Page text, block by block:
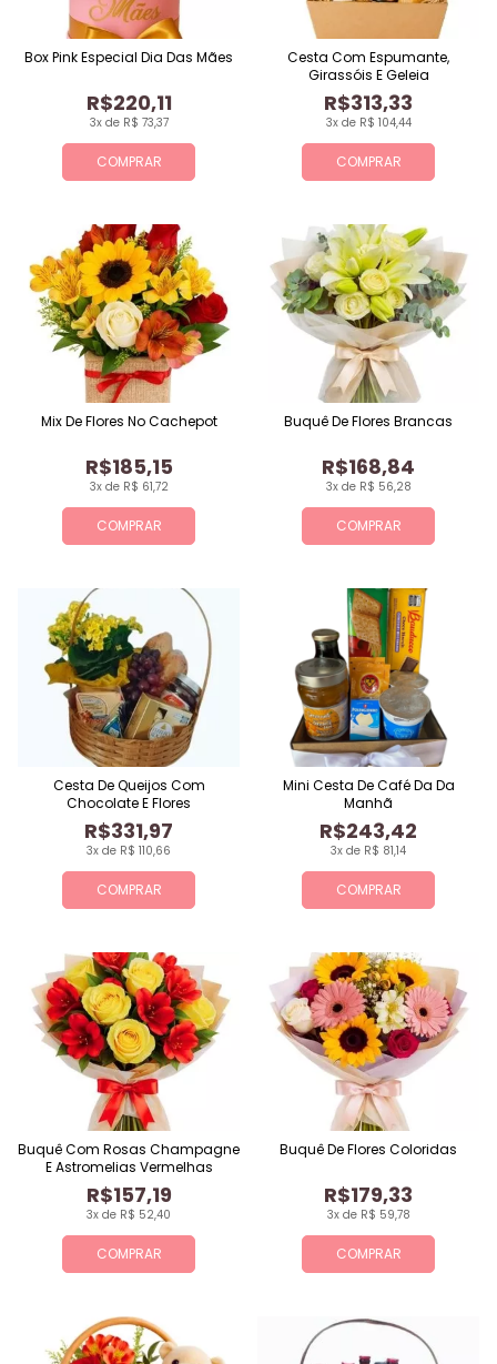
COMPRAR
3x de R$ 73,37
R$220,11
Box Pink Especial Dia Das Mães
COMPRAR
3x de R$ 104,44
R$313,33
Cesta Com Espumante,
Girassóis E Geleia
COMPRAR
3x de R$ 61,72
R$185,15
Mix De Flores No Cachepot
COMPRAR
3x de R$ 56,28
R$168,84
Buquê De Flores Brancas
COMPRAR
3x de R$ 110,66
R$331,97
Cesta De Queijos Com
Chocolate E Flores
COMPRAR
3x de R$ 81,14
R$243,42
Mini Cesta De Café Da Da
Manhã
COMPRAR
3x de R$ 52,40
R$157,19
Buquê Com Rosas Champagne
E Astromelias Vermelhas
COMPRAR
3x de R$ 59,78
R$179,33
Buquê De Flores Coloridas